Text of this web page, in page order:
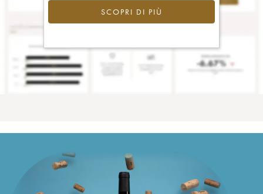
SCOPRI DI PIÙ